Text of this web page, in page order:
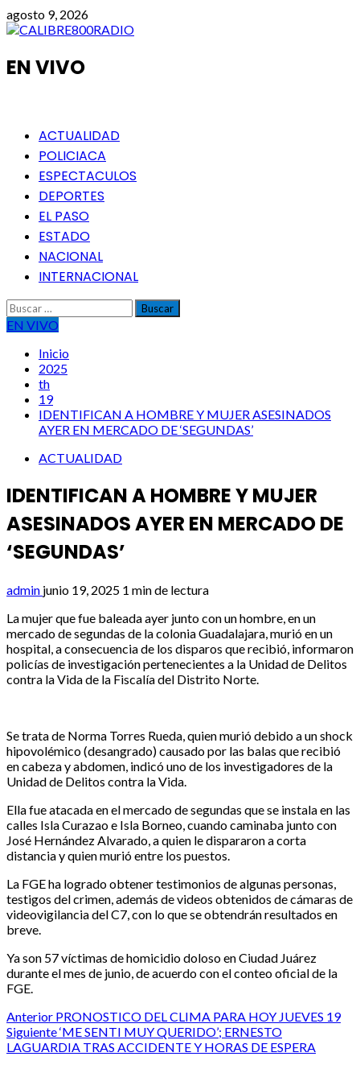
Saltar
al
agosto 9, 2026
EN VIVO
Menú
principal
ACTUALIDAD
POLICIACA
ESPECTACULOS
DEPORTES
EL PASO
ESTADO
NACIONAL
INTERNACIONAL
Buscar:
EN VIVO
Inicio
2025
th
19
IDENTIFICAN A HOMBRE Y MUJER ASESINADOS
AYER EN MERCADO DE ‘SEGUNDAS’
ACTUALIDAD
IDENTIFICAN A HOMBRE Y MUJER
ASESINADOS AYER EN MERCADO DE
‘SEGUNDAS’
admin junio 19, 2025 1 min de lectura
La mujer que fue baleada ayer junto con un hombre, en un
mercado de segundas de la colonia Guadalajara, murió en un
hospital, a consecuencia de los disparos que recibió, informaron
policías de investigación pertenecientes a la Unidad de Delitos
contra la Vida de la Fiscalía del Distrito Norte.
Se trata de Norma Torres Rueda, quien murió debido a un shock
hipovolémico (desangrado) causado por las balas que recibió
en cabeza y abdomen, indicó uno de los investigadores de la
Unidad de Delitos contra la Vida.
Ella fue atacada en el mercado de segundas que se instala en las
calles Isla Curazao e Isla Borneo, cuando caminaba junto con
José Hernández Alvarado, a quien le dispararon a corta
distancia y quien murió entre los puestos.
La FGE ha logrado obtener testimonios de algunas personas,
testigos del crimen, además de videos obtenidos de cámaras de
videovigilancia del C7, con lo que se obtendrán resultados en
breve.
Ya son 57 víctimas de homicidio doloso en Ciudad Juárez
durante el mes de junio, de acuerdo con el conteo oficial de la
FGE.
Post
navigation
Anterior PRONOSTICO DEL CLIMA PARA HOY JUEVES 19
Siguiente‘ME SENTI MUY QUERIDO’; ERNESTO
LAGUARDIA TRAS ACCIDENTE Y HORAS DE ESPERA